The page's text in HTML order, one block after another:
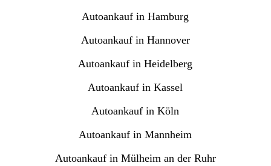
Autoankauf in Hamburg
Autoankauf in Hannover
Autoankauf in Heidelberg
Autoankauf in Kassel
Autoankauf in Köln
Autoankauf in Mannheim
Autoankauf in Mülheim an der Ruhr